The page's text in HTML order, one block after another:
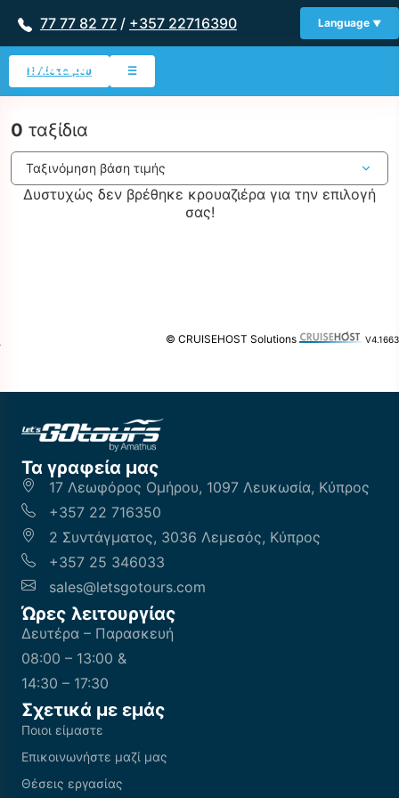
77 77 82 77 / +357 22716390 Language
Η Λίστα μου ☰
0 ταξίδια
Δυστυχώς δεν βρέθηκε κρουαζιέρα για την επιλογή
σας!
© CRUISEHOST Solutions V4.1663
Τα γραφεία μας
17 Λεωφόρος Ομήρου, 1097 Λευκωσία, Κύπρος
+357 22 716350
2 Συντάγματος, 3036 Λεμεσός, Κύπρος
+357 25 346033
sales@letsgotours.com
Ώρες λειτουργίας
Δευτέρα – Παρασκευή
08:00 – 13:00 &
14:30 – 17:30
Σχετικά με εμάς
Ποιοι είμαστε
Επικοινωνήστε μαζί μας
Θέσεις εργασίας